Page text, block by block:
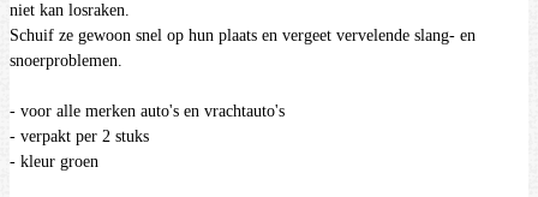
niet kan losraken.
Schuif ze gewoon snel op hun plaats en vergeet vervelende slang- en
snoerproblemen.
- voor alle merken auto's en vrachtauto's
- verpakt per 2 stuks
- kleur groen